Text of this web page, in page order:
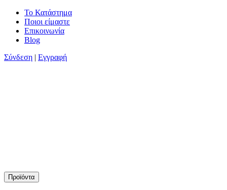
Skip
content
Το Κατάστημα
Ποιοι είμαστε
Επικοινωνία
Blog
Σύνδεση | Εγγραφή
Timamopoulos.gr
45 χρόνια πρώτοι στο ποδήλατο
Προϊόντα